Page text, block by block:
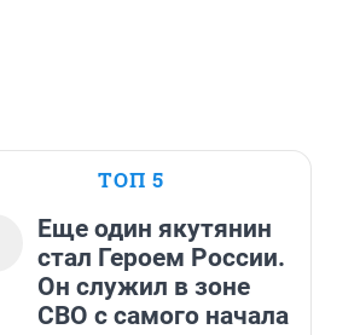
ТОП 5
Еще один якутянин
стал Героем России.
Он служил в зоне
СВО с самого начала